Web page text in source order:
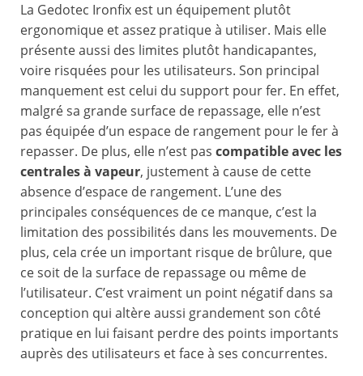
La Gedotec Ironfix est un équipement plutôt
ergonomique et assez pratique à utiliser. Mais elle
présente aussi des limites plutôt handicapantes,
voire risquées pour les utilisateurs. Son principal
manquement est celui du support pour fer. En effet,
malgré sa grande surface de repassage, elle n’est
pas équipée d’un espace de rangement pour le fer à
repasser. De plus, elle n’est pas compatible avec les
centrales à vapeur, justement à cause de cette
absence d’espace de rangement. L’une des
principales conséquences de ce manque, c’est la
limitation des possibilités dans les mouvements. De
plus, cela crée un important risque de brûlure, que
ce soit de la surface de repassage ou même de
l’utilisateur. C’est vraiment un point négatif dans sa
conception qui altère aussi grandement son côté
pratique en lui faisant perdre des points importants
auprès des utilisateurs et face à ses concurrentes.